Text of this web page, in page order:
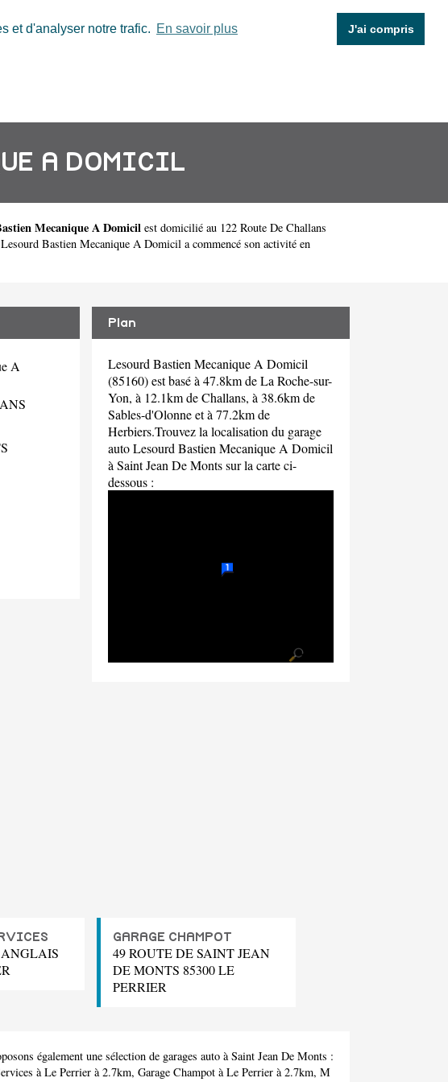
et d'analyser notre trafic. En savoir plus J'ai compris
A DOMICIL
Mecanique A Domicil est domicilié au 122 Route De Challans
Bastien Mecanique A Domicil a commencé son activité en
A
Plan
Lesourd Bastien Mecanique A Domicil
(85160) est basé à 47.8km de La Roche-sur-
Yon, à 12.1km de Challans, à 38.6km de
Sables-d'Olonne et à 77.2km de
Herbiers.Trouvez la localisation du garage
auto Lesourd Bastien Mecanique A Domicil
à Saint Jean De Monts sur la carte ci-
dessous :
GARAGE CHAMPOT
49 ROUTE DE SAINT JEAN
DE MONTS 85300 LE
PERRIER
également une sélection de garages auto à Saint Jean De Monts :
à Le Perrier à 2.7km, Garage Champot à Le Perrier à 2.7km, M